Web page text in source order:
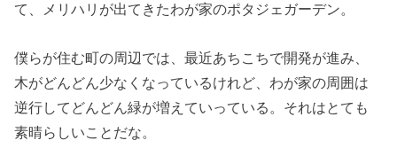
て、メリハリが出てきたわが家のポタジェガーデン。
僕らが住む町の周辺では、最近あちこちで開発が進み、
木がどんどん少なくなっているけれど、わが家の周囲は
逆行してどんどん緑が増えていっている。それはとても
素晴らしいことだな。